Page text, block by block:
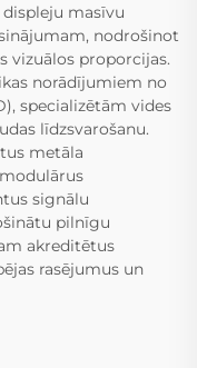
masīvu
nodrošinot
vizuālos proporcijas.
norādījumiem no
specializētām vides
līdzsvarošanu.
metāla
signālu
pilnīgu
akreditētus
rasējumus un